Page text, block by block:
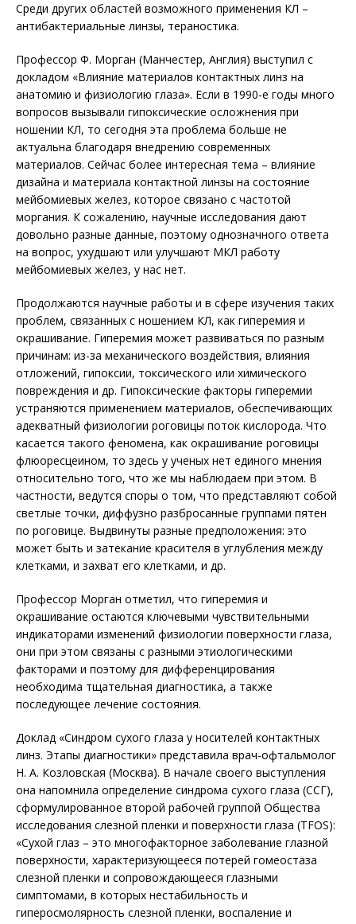
Среди других областей возможного применения КЛ –
антибактериальные линзы, тераностика.
Профессор Ф. Морган (Манчестер, Анг­лия) выступил с
докладом «Влияние материалов контактных линз на
анатомию и физиологию глаза». Если в 1990-е годы много
вопросов вызывали гипоксические осложнения при
ношении КЛ, то сегодня эта проб­лема больше не
актуальна благодаря внедрению современных
материалов. Сейчас более интересная тема – влияние
дизайна и материала контактной линзы на состояние
мейбомиевых желез, которое связано с частотой
моргания. К сожалению, научные исследования дают
довольно разные данные, поэтому однозначного ответа
на вопрос, ухудшают или улучшают МКЛ работу
мейбомиевых желез, у нас нет.
Продолжаются научные работы и в сфере изучения таких
проблем, связанных с ношением КЛ, как гиперемия и
окрашивание. Гиперемия может развиваться по разным
причинам: из-за механического воздействия, влияния
отложений, гипоксии, токсического или химического
повреждения и др. Гипоксические факторы гиперемии
устраняются применением материалов, обеспечивающих
адекватный физиологии роговицы поток кислорода. Что
касается такого феномена, как окрашивание роговицы
флюоресцеином, то здесь у ученых нет единого мнения
относительно того, что же мы наблюдаем при этом. В
частности, ведутся споры о том, что представляют собой
светлые точки, диффузно разбросанные группами пятен
по роговице. Выдвинуты разные предположения: это
может быть и затекание красителя в углубления между
клетками, и захват его клетками, и др.
Профессор Морган отметил, что гипере­мия и
окрашивание остаются ключевыми чувствительными
индикаторами изменений физиологии поверхности глаза,
они при этом связаны с разными этиологическими
факторами и поэтому для дифференцирования
необходима тщательная диагностика, а также
последующее лечение состояния.
Доклад «Синдром сухого глаза у носителей контактных
линз. Этапы диагностики» представила врач-офтальмолог
Н. А. Козловская (Москва). В начале своего выступления
она напомнила определение синдрома сухого глаза (ССГ),
сформулированное второй рабочей группой Общества
исследования слезной пленки и поверхности глаза (TFOS):
«Сухой глаз – это многофакторное заболевание глазной
поверхности, характеризующееся потерей гомеостаза
слезной пленки и сопровождающееся глазными
симптомами, в которых нестабильность и
гиперосмолярность слезной пленки, воспаление и